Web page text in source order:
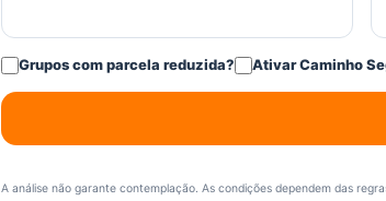
Grupos com parcela reduzida? Ativar Caminho
A análise não garante contemplação. As condições dependem das